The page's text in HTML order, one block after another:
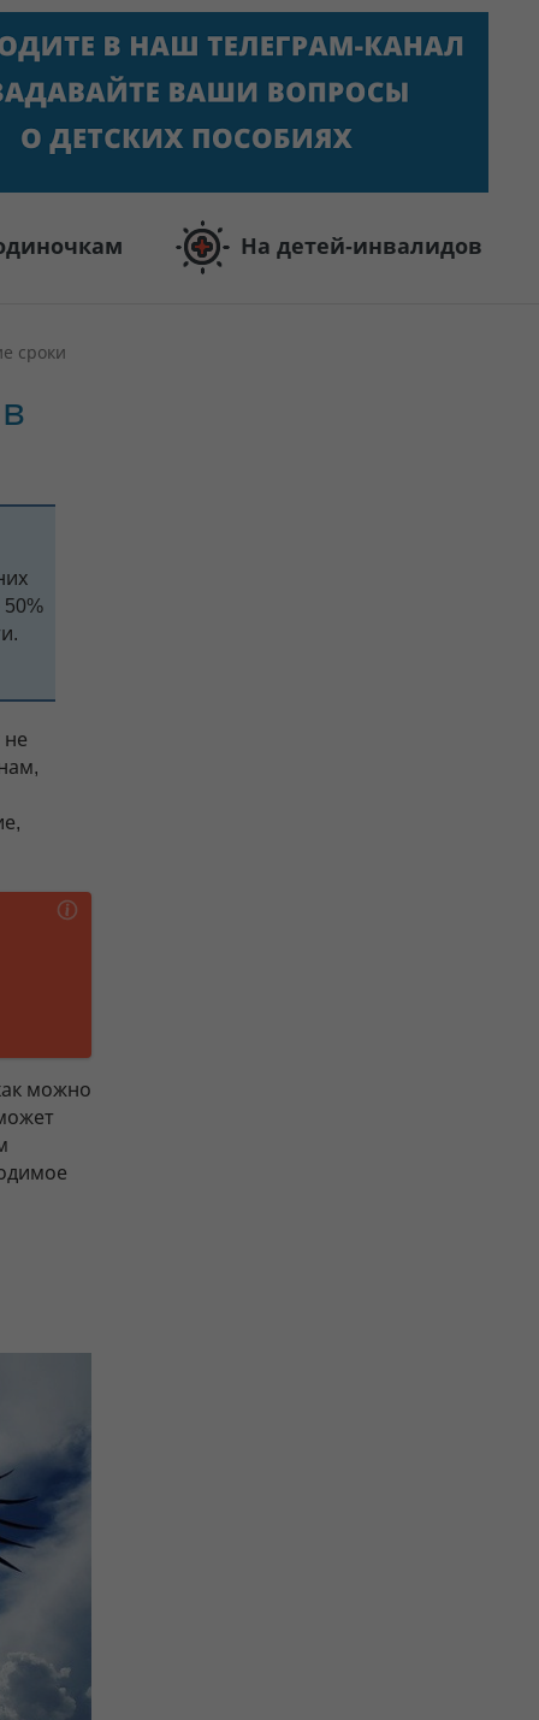
На детей-инвалидов
сроки
не
можно